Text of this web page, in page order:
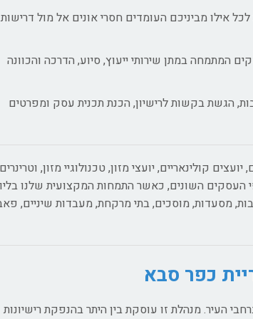
אילו מביניכם העומדים חסרי אונים אל מול דרישות
המתמחה במתן שירותי ייעוץ, סיוע, הדרכה והכוונה
הגשת בקשות לרישיון, הכנת תכנית עסק ומפרטים
יועצים קולינאריים, יועצי מזון, טכנולוגיי מזון, וטרינרים
השונים, כאשר התמחות המקצועית שלנו
מסעדות, מוסכים, בתי מרקחת, מעבדות שיניים,
כפר סבא
העיר. מנהלת זו עוסקת בין היתר בהנפקת רישיונות